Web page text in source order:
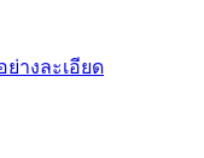
างละเอียด